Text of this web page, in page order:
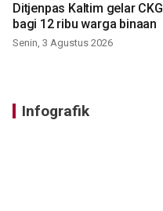
Ditjenpas Kaltim gelar CKG
bagi 12 ribu warga binaan
Senin, 3 Agustus 2026
Infografik